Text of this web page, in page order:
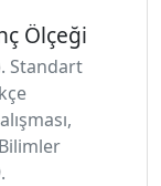
Ölçeği
Standart